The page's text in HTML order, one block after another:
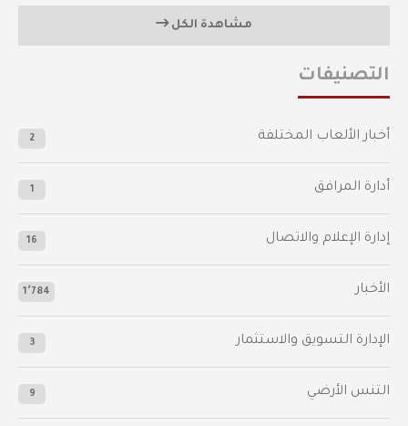
مشاهدة الكل
التصنيفات
أخبار الألعاب المختلفة 2
أدارة المرافق 1
إدارة الإعلام والاتصال 16
الأخبار 1٬784
الإدارة التسويق والاستثمار 3
التنس الأرضي 9